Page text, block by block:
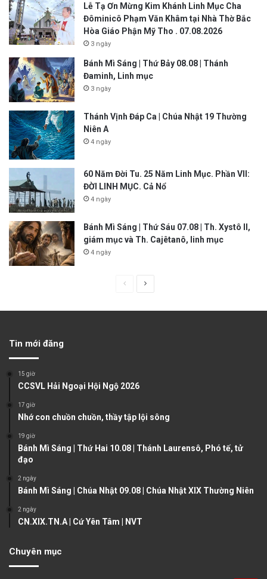
Lễ Tạ Ơn Mừng Kim Khánh Linh Mục Cha
Đôminicô Phạm Văn Khâm tại Nhà Thờ Bắc
Hòa Giáo Phận Mỹ Tho . 07.08.2026
3 ngày
Bánh Mì Sáng | Thứ Bảy 08.08 | Thánh
Đaminh, Linh mục
3 ngày
Thánh Vịnh Đáp Ca | Chúa Nhật 19 Thường
Niên A
4 ngày
60 Năm Đời Tu. 25 Năm Linh Mục. Phần VII:
ĐỜI LINH MỤC. Cả Nổ
4 ngày
Bánh Mì Sáng | Thứ Sáu 07.08 | Th. Xystô II,
giám mục và Th. Cajêtanô, linh mục
4 ngày
u
p
g
Tin mới đăng
15 giờ
CCSVL Hải Ngoại Hội Ngộ 2026
17 giờ
Nhớ con chuồn chuồn, thầy tập lội sông
19 giờ
Bánh Mì Sáng | Thứ Hai 10.08 | Thánh Laurensô, Phó tế, tử
đạo
2 ngày
Bánh Mì Sáng | Chúa Nhật 09.08 | Chúa Nhật XIX Thường Niên
2 ngày
CN.XIX.TN.A | Cứ Yên Tâm | NVT
Chuyên mục